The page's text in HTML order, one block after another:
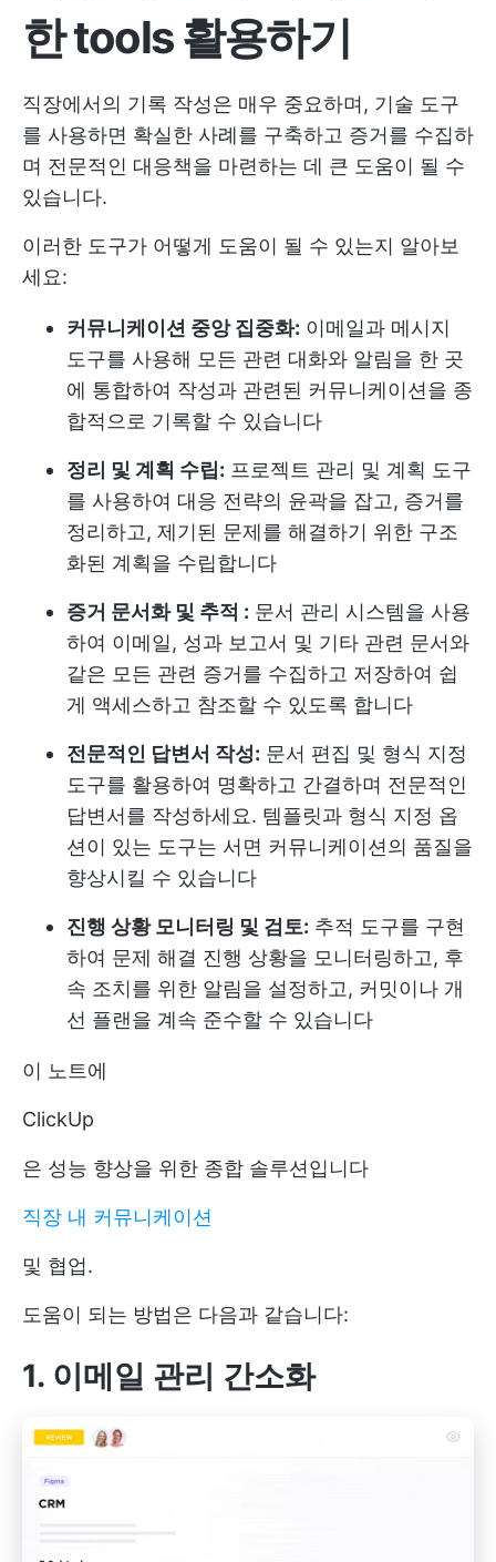
한 tools활용하기
직장에서의 기록 작성은 매우 중요하며, 기술 도구
를 사용하면 확실한 사례를 구축하고 증거를 수집하
며 전문적인 대응책을 마련하는 데 큰 도움이 될 수
있습니다.
이러한 도구가 어떻게 도움이 될 수 있는지 알아보
세요:
커뮤니케이션 중앙 집중화: 이메일과 메시지
도구를 사용해 모든 관련 대화와 알림을 한 곳
에 통합하여 작성과 관련된 커뮤니케이션을 종
합적으로 기록할 수 있습니다
정리 및 계획 수립: 프로젝트 관리 및 계획 도구
를 사용하여 대응 전략의 윤곽을 잡고, 증거를
정리하고, 제기된 문제를 해결하기 위한 구조
화된 계획을 수립합니다
증거 문서화 및 추적 : 문서 관리 시스템을 사용
하여 이메일, 성과 보고서 및 기타 관련 문서와
같은 모든 관련 증거를 수집하고 저장하여 쉽
게 액세스하고 참조할 수 있도록 합니다
전문적인 답변서 작성: 문서 편집 및 형식 지정
도구를 활용하여 명확하고 간결하며 전문적인
답변서를 작성하세요. 템플릿과 형식 지정 옵
션이 있는 도구는 서면 커뮤니케이션의 품질을
향상시킬 수 있습니다
진행 상황 모니터링 및 검토: 추적 도구를 구현
하여 문제 해결 진행 상황을 모니터링하고, 후
속 조치를 위한 알림을 설정하고, 커밋이나 개
선 플랜을 계속 준수할 수 있습니다
이 노트에
ClickUp
은 성능 향상을 위한 종합 솔루션입니다
직장 내 커뮤니케이션
및 협업.
도움이 되는 방법은 다음과 같습니다:
1. 이메일 관리 간소화